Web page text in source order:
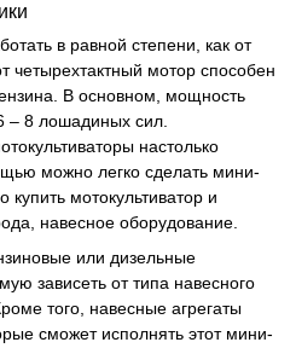
в равной степени, как от
четырехтактный мотор способен
В основном, мощность
– 8 лошадиных сил.
настолько
можно легко сделать мини-
купить мотокультиватор и
навесное оборудование.
или дизельные
зависеть от типа навесного
того, навесные агрегаты
сможет исполнять этот мини-